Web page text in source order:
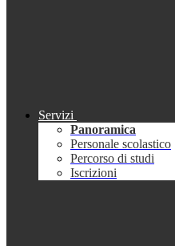
Servizi
Panoramica
Personale scolastico
Percorso di studi
Iscrizioni